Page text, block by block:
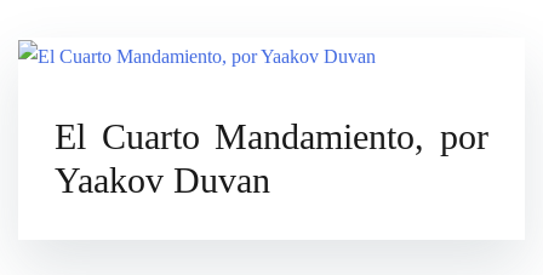
El Cuarto Mandamiento, por
Yaakov Duvan